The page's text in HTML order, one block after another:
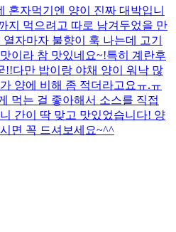
혼자먹기엔 양이 진짜 대박입니
지 먹으려고 따로 남겨두었을 만
자마자 불향이 훅 나는데 고기
이라 참 맛있네요~!특히 계란후
다만 밥이랑 야채 양이 워낙 많
양에 비해 좀 적더라고요ㅠ.ㅠ
먹는 걸 좋아해서 소스를 직접
간이 딱 맞고 맛있었습니다! 양
면 꼭 드셔보세요~^^